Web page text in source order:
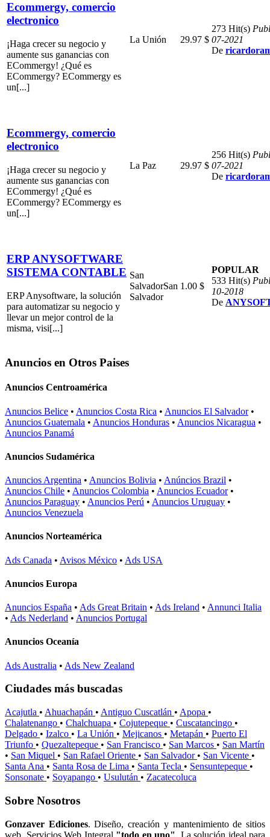
Ecommergy, comercio
electronico
¡Haga crecer su negocio y
aumente sus ganancias con
ECommergy! ¿Qué es
ECommergy? ECommergy es
un[...]
La Unión 29.97 $
273 Hit(s)
07-2021
De
Ecommergy, comercio
electronico
¡Haga crecer su negocio y
aumente sus ganancias con
ECommergy! ¿Qué es
ECommergy? ECommergy es
un[...]
La Paz 29.97 $
256 Hit(s)
07-2021
De
ERP ANYSOFTWARE
SISTEMA CONTABLE
ERP Anysoftware, la solución
para automatizar su negocio y
llevar un mejor control de la
misma, visi[...]
San
SalvadorSan
Salvador
1.00 $
POPULAR
533 Hit(s)
10-2018
De
Anuncios en Otros Paises
Anuncios Centroamérica
Anuncios Belice • Anuncios Costa Rica • Anuncios El Salvador•
Anuncios Guatemala • Anuncios Honduras • Anuncios Nicaragua •
Anuncios Panamá
Anuncios Sudamérica
Anuncios Argentina • Anuncios Bolivia • Anúncios Brazil •
Anuncios Chile • Anuncios Colombia • Anuncios Ecuador•
Anuncios Paraguay • Anuncios Perú • Anuncios Uruguay •
Anuncios Venezuela
Anuncios Norteamérica
Ads Canada • Avisos México • Ads USA
Anuncios Europa
Anuncios España • Ads Great Britain • Ads Ireland • Annunci Italia
• Ads Nederland • Anuncios Portugal
Anuncios Oceanía
Ads Australia • Ads New Zealand
Ciudades más buscadas
Acajutla • Ahuachapán • Antiguo Cuscatlán • Apopa •
Chalatenango • Chalchuapa • Cojutepeque • Cuscatancingo •
Delgado • Izalco • La Unión • Mejicanos • Metapán • Puerto El
Triunfo • Quezaltepeque • San Francisco • San Marcos • San Martín
• San Miquel • San Rafael Oriente • San Salvador • San Vicente •
Santa Ana • Santa Rosa de Lima • Santa Tecla • Sensuntepeque •
Sonsonate • Soyapango • Usulután • Zacatecoluca
Sobre Nosotros
Gonzaver Ediciones. Diseño, creación y mantenimiento de sitios
web. Servicios Web Integral "todo en uno" . La solución ideal para